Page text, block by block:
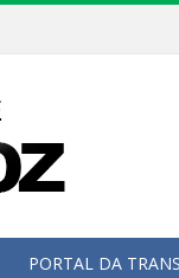
PORTAL DA